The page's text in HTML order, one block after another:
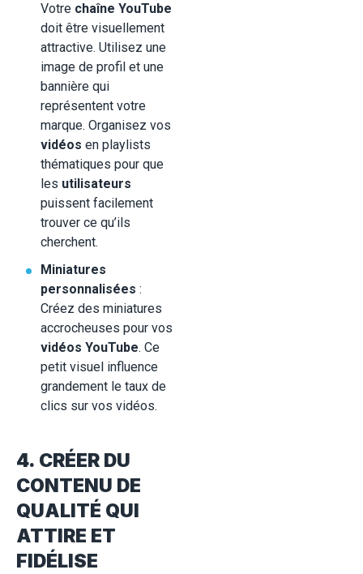
Votre chaîne YouTube
doit être visuellement
attractive. Utilisez une
image de profil et une
bannière qui
représentent votre
marque. Organisez vos
vidéos en playlists
thématiques pour que
les utilisateurs
puissent facilement
trouver ce qu’ils
cherchent.
Miniatures
personnalisées :
Créez des miniatures
accrocheuses pour vos
vidéos YouTube. Ce
petit visuel influence
grandement le taux de
clics sur vos vidéos.
4. CRÉER DU
CONTENU DE
QUALITÉ QUI
ATTIRE ET
FIDÉLISE